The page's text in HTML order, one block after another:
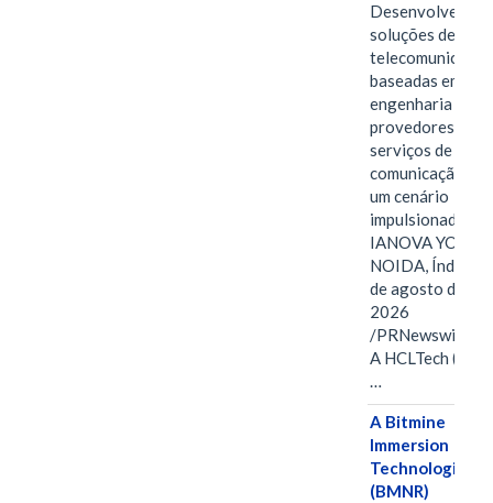
Desenvolvendo
soluções de
baseadas em
engenharia para
provedores de
serviços de
comunicação em
um cenário
impulsionado
IANOVA YORK e
NOIDA, Índia, 3
de agosto de
2026
/PRNewswire/ --
A HCLTech (NSE:
…
A Bitmine
Immersion
Technologies
(BMNR)